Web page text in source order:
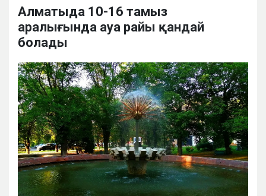
Алматыда 10-16 тамыз
аралығында ауа райы қандай
болады